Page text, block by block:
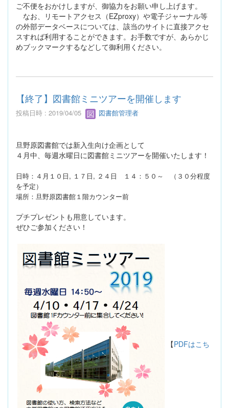
ご不便をおかけしますが、御協力をお願い申し上げます。
なお、リモートアクセス（EZproxy）や電子ジャーナル等
の外部データベースについては、該当のサイトに直接アクセ
スすれば利用することができます。お手数ですが、あらかじ
めブックマークするなどして御利用ください。
【終了】図書館ミニツアーを開催します
投稿日時 : 2019/04/05 図書館管理者
旦野原図書館では新入生向け企画として
４月中、毎週水曜日に図書館ミニツアーを開催いたします！
日時：４月１０日, １７日, ２４日 １４：５０～ （３０分程度
を予定）
場所：旦野原図書館１階カウンター前
プチプレゼントも用意しています。
ぜひご参加ください！
【PDFはこち